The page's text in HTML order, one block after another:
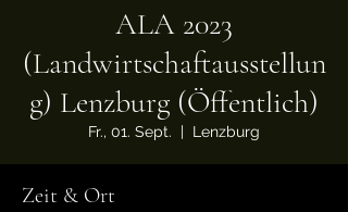
ALA 2023
(Landwirtschaftausstellun
g) Lenzburg (Öffentlich)
Fr., 01. Sept.
  |
Lenzburg
Zeit & Ort